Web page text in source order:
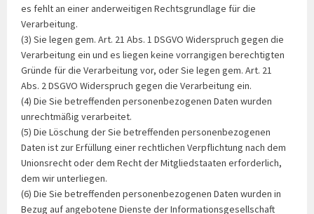
es fehlt an einer anderweitigen Rechtsgrundlage für die
Verarbeitung.
(3) Sie legen gem. Art. 21 Abs. 1 DSGVO Widerspruch gegen die
Verarbeitung ein und es liegen keine vorrangigen berechtigten
Gründe für die Verarbeitung vor, oder Sie legen gem. Art. 21
Abs. 2 DSGVO Widerspruch gegen die Verarbeitung ein.
(4) Die Sie betreffenden personenbezogenen Daten wurden
unrechtmäßig verarbeitet.
(5) Die Löschung der Sie betreffenden personenbezogenen
Daten ist zur Erfüllung einer rechtlichen Verpflichtung nach dem
Unionsrecht oder dem Recht der Mitgliedstaaten erforderlich,
dem wir unterliegen.
(6) Die Sie betreffenden personenbezogenen Daten wurden in
Bezug auf angebotene Dienste der Informationsgesellschaft